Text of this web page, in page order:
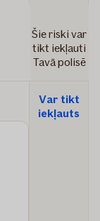
Šie riski var
tikt iekļauti
Tavā polisē
Var tikt
iekļauts